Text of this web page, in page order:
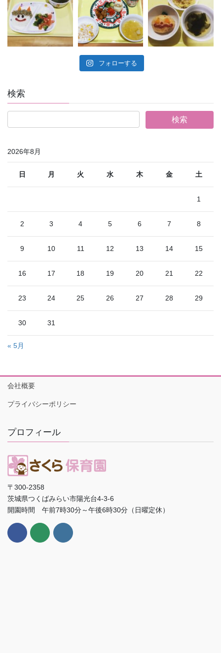
フォローする
検索
2026年8月
日 月 火 水 木 金 土
1
2 3 4 5 6 7 8
9 10 11 12 13 14 15
16 17 18 19 20 21 22
23 24 25 26 27 28 29
30 31
« 5月
会社概要
プライバシーポリシー
プロフィール
〒300-2358
茨城県つくばみらい市陽光台4-3-6
開園時間 午前7時30分～午後6時30分（日曜定休）